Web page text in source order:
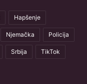
Hapšenje
Njemačka Policija
Srbija TikTok